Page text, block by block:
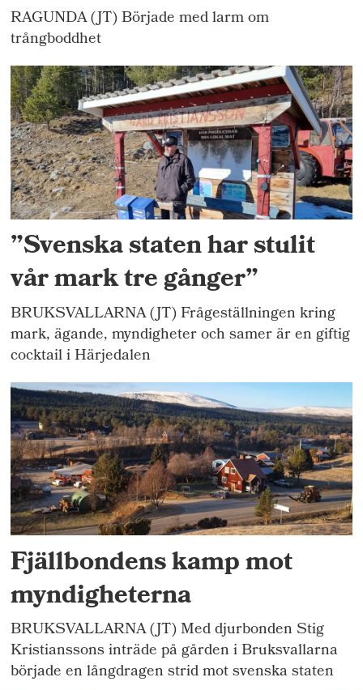
RAGUNDA (JT) Började med larm om
trångboddhet
”Svenska staten har stulit
vår mark tre gånger”
BRUKSVALLARNA (JT) Frågeställningen kring
mark, ägande, myndigheter och samer är en giftig
cocktail i Härjedalen
Fjällbondens kamp mot
myndigheterna
BRUKSVALLARNA (JT) Med djurbonden Stig
Kristianssons inträde på gården i Bruksvallarna
började en långdragen strid mot svenska staten